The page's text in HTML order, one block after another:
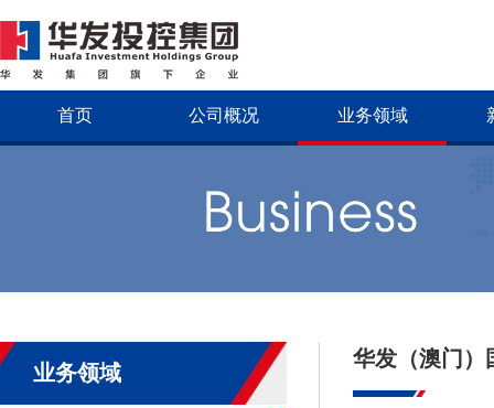
首页 公司概况 业务领域
业务领域
华发（澳门）